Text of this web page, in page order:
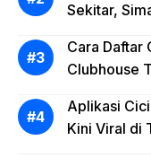
Sekitar,
Cara Daftar
Clubhouse
Aplikasi
Kini Viral di